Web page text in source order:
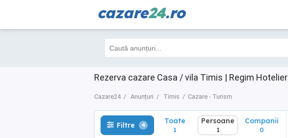
cazare24.ro
Rezerva cazare Casa / vila Timis | Regim Hotelier
Cazare24 Anunțuri Timis Cazare - Turism
Filtre 4 Toate
1
Filtre 4 Toate
1
Persoane
1
Companii
0